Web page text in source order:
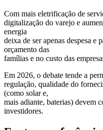
Com mais eletrificação de
digitalização do varejo e
energia
deixa de ser apenas despesa e
orçamento das
famílias e no custo das
Em 2026, o debate tende a
regulação, qualidade do
(como solar e,
mais adiante, baterias) devem
investidores.